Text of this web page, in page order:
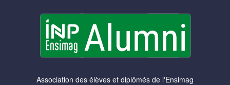
Association des élèves et diplômés de l'Ensimag